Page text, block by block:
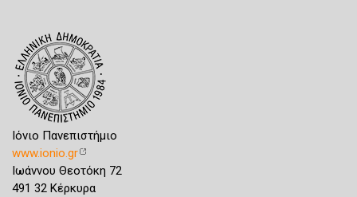
Ιόνιο Πανεπιστήμιο
www.ionio.gr
Ιωάννου Θεοτόκη 72
491 32 Κέρκυρα